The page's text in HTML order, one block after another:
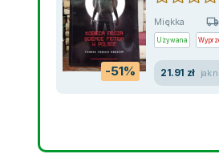
-51%
Miękka
Używana
21.91 zł jak